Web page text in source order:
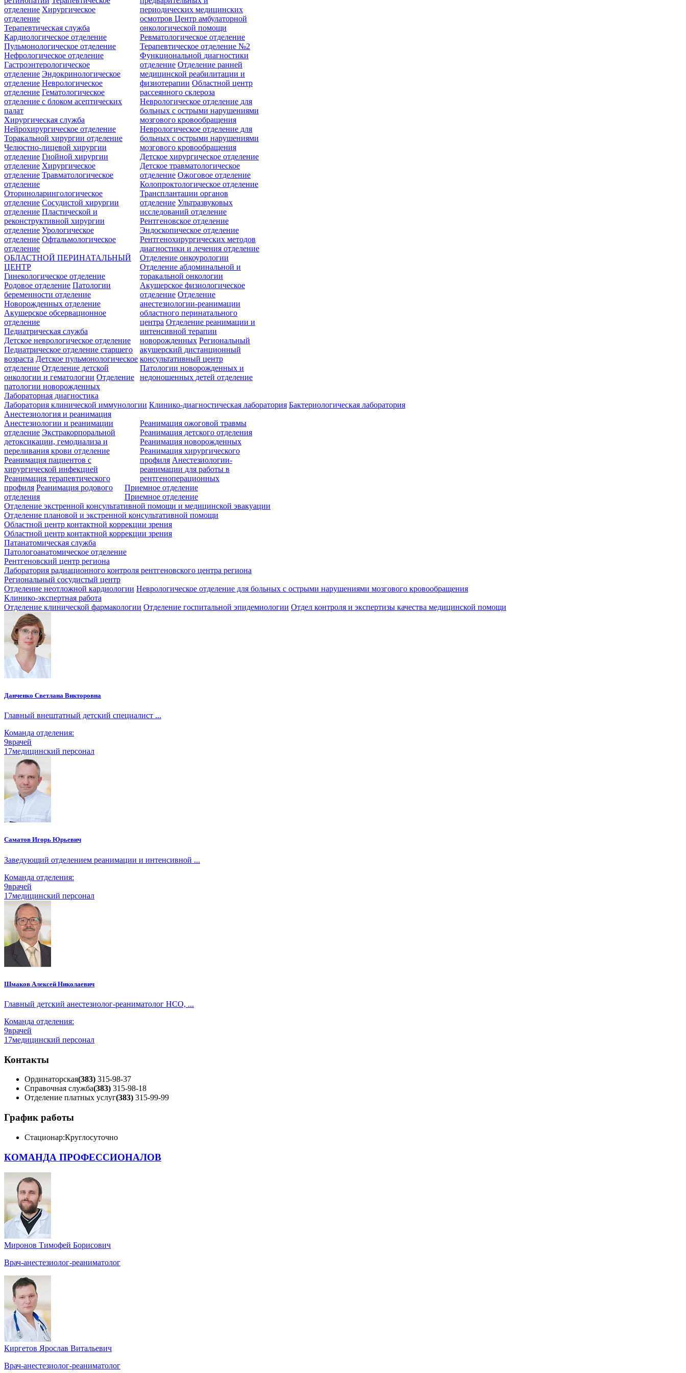
отделение Хирургическое
отделение
периодических медицинских
осмотровЦентр амбулаторной
онкологической помощи
Терапевтическая служба
Кардиологическое отделение
Пульмонологическое отделение
Нефрологическое отделение
Гастроэнтерологическое
отделение Эндокринологическое
отделение Неврологическое
отделение Гематологическое
отделение c блоком асептических
палат
Ревматологическое отделение
Терапевтическое отделение №2
Функциональной диагностики
отделение Отделение ранней
медицинской реабилитации и
физиотерапии Областной центр
рассеянного склероза
Неврологическое отделение для
больных с острыми нарушениями
мозгового кровообращения
Неврологическое отделение для
больных с острыми нарушениями
мозгового кровообращения
Хирургическая служба
Нейрохирургическое отделение
Торакальной хирургии отделение
Челюстно-лицевой хирургии
отделение Гнойной хирургии
отделение Хирургическое
отделение Травматологическое
отделение
Оториноларингологическое
отделение Сосудистой хирургии
отделение Пластической и
реконструктивной хирургии
отделение Урологическое
отделение Офтальмологическое
отделение
Детское хирургическое отделение
Детское травматологическое
отделение Ожоговое отделение
Колопроктологическое отделение
Трансплантации органов
отделение Ультразвуковых
исследований отделение
Рентгеновское отделение
Эндоскопическое отделение
Рентгенохирургических методов
диагностики и лечения отделение
Отделение онкоурологии
Отделение абдоминальной и
торакальной онкологии
ОБЛАСТНОЙ ПЕРИНАТАЛЬНЫЙ
ЦЕНТР
Гинекологическое отделение
Родовое отделение Патологии
беременности отделение
Новорожденных отделение
Акушерское обсервационное
отделение
Акушерское физиологическое
отделение Отделение
анестезиологии-реанимации
областного перинатального
центра Отделение реанимации и
интенсивной терапии
новорожденных Региональный
акушерский дистанционный
консультативный центр
Патологии новорожденных и
недоношенных детей отделение
Педиатрическая служба
Детское неврологическое отделение
Педиатрическое отделение старшего
возраста Детское пульмонологическое
отделение Отделение детской
онкологии и гематологии Отделение
патологии новорожденных
Лабораторная диагностика
Лаборатория клинической иммунологии Клинико-диагностическая лаборатория Бактериологическая лаборатория
Анестезиология и реанимация
Анестезиологии и реанимации
отделение Экстракорпоральной
детоксикации, гемодиализа и
переливания крови отделение
Реанимация пациентов с
хирургической инфекцией
Реанимация терапевтического
профиля Реанимация родового
отделения
Реанимация ожоговой травмы
Реанимация детского отделения
Реанимация новорожденных
Реанимация хирургического
профиля Анестезиологии-
реанимации для работы в
рентгеноперационных
Приемное отделение
Приемное отделение
Отделение экстренной консультативной помощи и медицинской эвакуации
Отделение плановой и экстренной консультативной помощи
Областной центр контактной коррекции зрения
Областной центр контактной коррекции зрения
Патанатомическая служба
Патологоанатомическое отделение
Рентгеновский центр региона
Лаборатория радиационного контроля рентгеновского центра региона
Региональный сосудистый центр
Отделение неотложной кардиологии Неврологическое отделение для больных с острыми нарушениями мозгового кровообращения
Клинико-экспертная работа
Отделение клинической фармакологии Отделение госпитальной эпидемиологии Отдел контроля и экспертизы качества медицинской помощи
Данченко Светлана Викторовна
Главный внештатный детский специалист ...
Команда отделения:
9врачей
17медицинский персонал
Саматов Игорь Юрьевич
Заведующий отделением реанимации и интенсивной ...
Команда отделения:
9врачей
17медицинский персонал
Шмаков Алексей Николаевич
Главный детский анестезиолог-реаниматолог НСО, ...
Команда отделения:
9врачей
17медицинский персонал
Контакты
Ординаторская(383) 315-98-37
Справочная служба(383) 315-98-18
Отделение платных услуг(383) 315-99-99
График работы
Стационар:Круглосуточно
КОМАНДА ПРОФЕССИОНАЛОВ
Миронов Тимофей Борисович
Врач-анестезиолог-реаниматолог
Киргетов Ярослав Витальевич
Врач-анестезиолог-реаниматолог